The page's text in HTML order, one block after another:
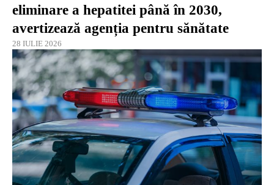
eliminare a hepatitei până în 2030,
avertizează agenția pentru sănătate
28 IULIE 2026